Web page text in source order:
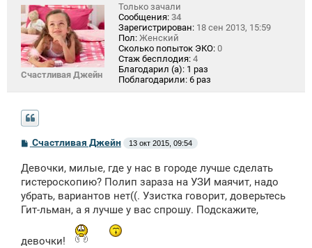
Счастливая Джейн
Только зачали
Сообщения: 34
Зарегистрирован: 18 сен 2013, 15:59
Пол: Женский
Сколько попыток ЭКО: 0
Стаж бесплодия: 4
Благодарил (а): 1 раз
Поблагодарили: 6 раз
С
о
б
щ
н
и
Счастливая Джейн 13 окт 2015, 09:54
Девочки, милые, где у нас в городе лучше сделать
гистероскопию? Полип зараза на УЗИ маячит, надо
убрать, вариантов нет((. Узистка говорит, доверьтесь
Гит-льман, а я лучше у вас спрошу. Подскажите,
девочки!